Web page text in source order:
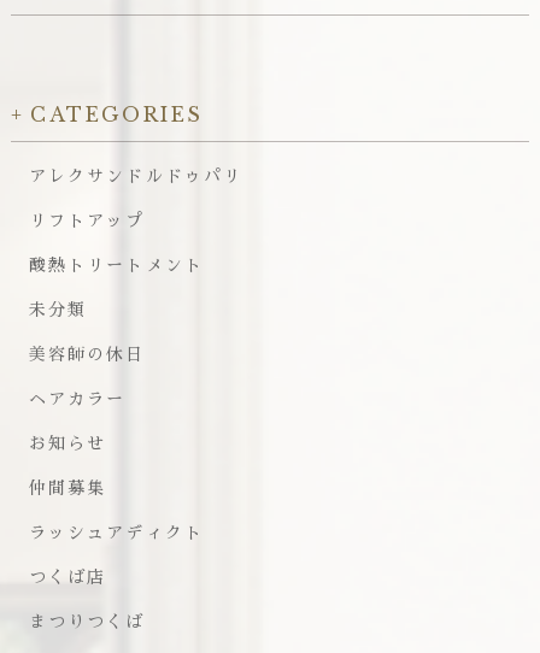
CATEGORIES
アレクサンドルドゥパリ
リフトアップ
酸熱トリートメント
未分類
美容師の休日
ヘアカラー
お知らせ
仲間募集
ラッシュアディクト
つくば店
まつりつくば